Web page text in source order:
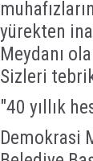
yürekten
Meydanı
Sizleri
"40 yıllık
Demokrasi